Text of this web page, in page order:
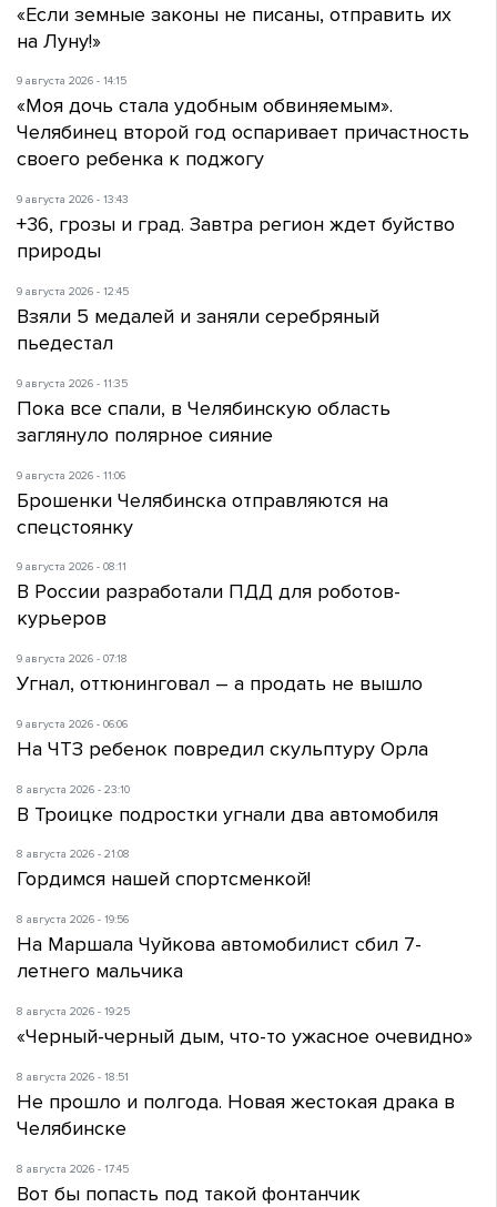
«Если земные законы не писаны, отправить их
на Луну!»
9 августа 2026 - 14:15
«Моя дочь стала удобным обвиняемым».
Челябинец второй год оспаривает причастность
своего ребенка к поджогу
9 августа 2026 - 13:43
+36, грозы и град. Завтра регион ждет буйство
природы
9 августа 2026 - 12:45
Взяли 5 медалей и заняли серебряный
пьедестал
9 августа 2026 - 11:35
Пока все спали, в Челябинскую область
заглянуло полярное сияние
9 августа 2026 - 11:06
Брошенки Челябинска отправляются на
спецстоянку
9 августа 2026 - 08:11
В России разработали ПДД для роботов-
курьеров
9 августа 2026 - 07:18
Угнал, оттюнинговал – а продать не вышло
9 августа 2026 - 06:06
На ЧТЗ ребенок повредил скульптуру Орла
8 августа 2026 - 23:10
В Троицке подростки угнали два автомобиля
8 августа 2026 - 21:08
Гордимся нашей спортсменкой!
8 августа 2026 - 19:56
На Маршала Чуйкова автомобилист сбил 7-
летнего мальчика
8 августа 2026 - 19:25
«Черный-черный дым, что-то ужасное очевидно»
8 августа 2026 - 18:51
Не прошло и полгода. Новая жестокая драка в
Челябинске
8 августа 2026 - 17:45
Вот бы попасть под такой фонтанчик